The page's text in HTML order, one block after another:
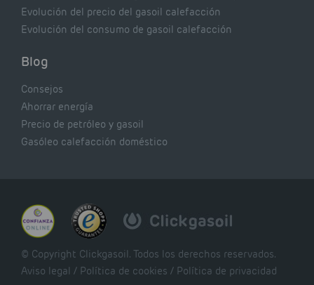
Evolución del precio del gasoil calefacción
Evolución del consumo de gasoil calefacción
Blog
Consejos
Ahorrar energía
Precio de petróleo y gasoil
Gasóleo calefacción doméstico
© Copyright Clickgasoil. Todos los derechos reservados.
Aviso legal / Política de cookies / Política de privacidad